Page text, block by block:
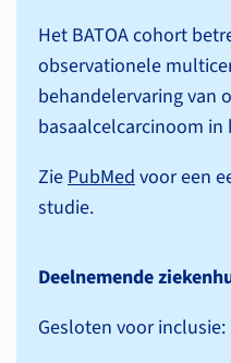
Het BATOA cohort
observationele
behandel­ervaring van
basaalcelcarcinoom
ZiePubMedvoor een
studie.
Deelnemende
Gesloten voor inclusie: